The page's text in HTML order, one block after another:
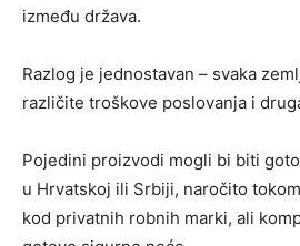
između država.
Razlog je jednostavan – svaka
različite troškove poslovanja i
Pojedini proizvodi mogli bi biti
u Hrvatskoj ili Srbiji, naročito
kod privatnih robnih marki, ali